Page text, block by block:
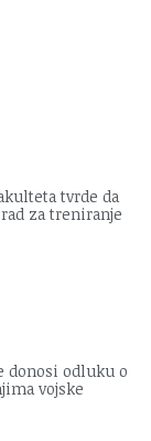
tvrde da
za treniranje
donosi odluku o
vojske